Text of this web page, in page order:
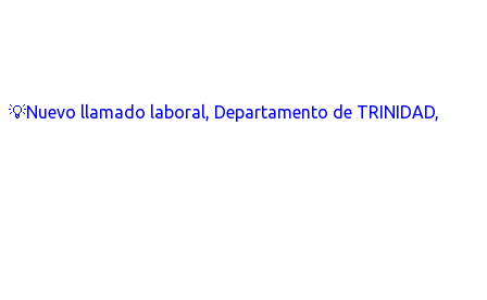
💡Nuevo llamado laboral, Departamento de TRINIDAD,